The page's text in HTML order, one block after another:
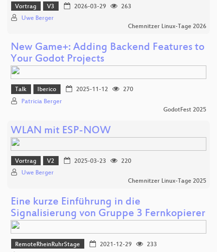
Vortrag V3 2026-03-29
263
Uwe Berger
Chemnitzer Linux-Tage 2026
New Game+: Adding Backend Features to
Your Godot Projects
Talk Iberico 2025-11-12
270
Patricia Berger
GodotFest 2025
WLAN mit ESP-NOW
Vortrag V2 2025-03-23
220
Uwe Berger
Chemnitzer Linux-Tage 2025
Eine kurze Einführung in die
Signalisierung von Gruppe 3 Fernkopierer
RemoteRheinRuhrStage 2021-12-29
233